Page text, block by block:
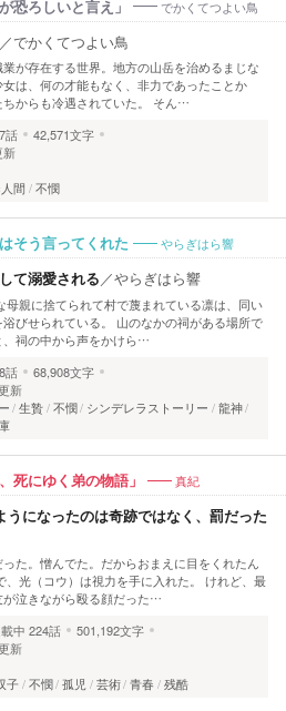
恐ろしいと言え」 でかくてつよい鳥
／でかくてつよい鳥
が存在する世界。地方の山岳を治めるまじな
は、何の才能もなく、非力であったことか
ちからも冷遇されていた。 そん…
話
42,571文字
新
間 不憫
そう言ってくれた やらぎはら響
て溺愛される／やらぎはら響
母親に捨てられて村で蔑まれている凛は、同い
びせられている。 山のなかの祠がある場所で
祠の中から声をかけら…
話
68,908文字
新
生贄 不憫 シンデレラストーリー
龍神
死にゆく弟の物語」 真紀
になったのは奇跡ではなく、罰だった
った。憎んでた。だからおまえに目をくれたん
、光（コウ）は視力を手に入れた。 けれど、最
泣きながら殴る顔だった…
中 224話
501,192文字
新
子 不憫 孤児 芸術 青春 残酷